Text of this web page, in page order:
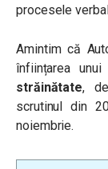
procesele
Amintim că
înființarea
străinătate,
scrutinul din
noiembrie.